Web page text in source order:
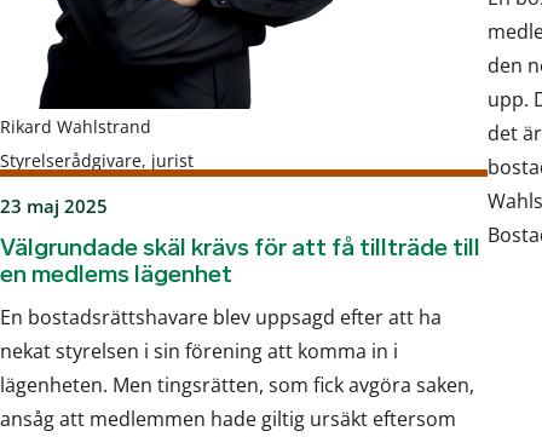
Rikard Wahlstrand
Styrelserådgivare, jurist
23 maj 2025
Välgrundade skäl krävs för att få tillträde till
en medlems lägenhet
En bostadsrättshavare blev uppsagd efter att ha
nekat styrelsen i sin förening att komma in i
lägenheten. Men tingsrätten, som fick avgöra saken,
ansåg att medlemmen hade giltig ursäkt eftersom
den
upp.
det